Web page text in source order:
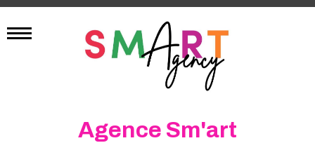
Agence Sm'art